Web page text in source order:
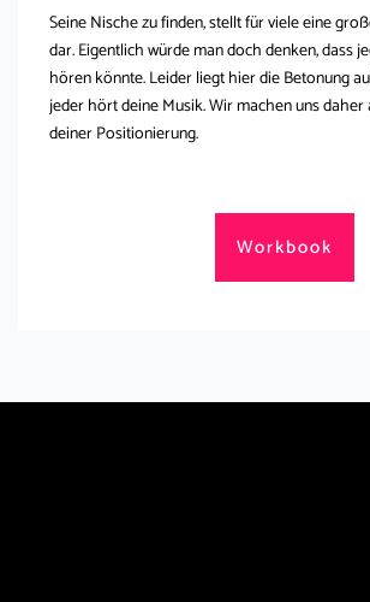
Seine Nische zu finden, stellt für viele eine
dar. Eigentlich würde man doch denken, dass
hören könnte. Leider liegt hier die Betonung
jeder hört deine Musik. Wir machen uns daher
deiner Positionierung.
Workbook